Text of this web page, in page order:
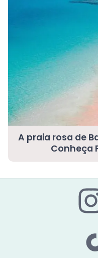
A praia rosa de
Conheça